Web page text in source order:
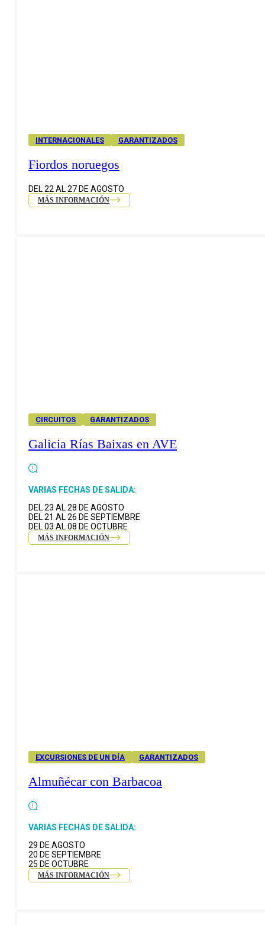
INTERNACIONALES GARANTIZADOS
Fiordos noruegos
DEL 22 AL 27 DE AGOSTO
MÁS INFORMACIÓN
CIRCUITOS GARANTIZADOS
Galicia Rías Baixas en AVE
VARIAS FECHAS DE SALIDA:
DEL 23 AL 28 DE AGOSTO
DEL 21 AL 26 DE SEPTIEMBRE
DEL 03 AL 08 DE OCTUBRE
MÁS INFORMACIÓN
EXCURSIONES DE UN DÍA GARANTIZADOS
Almuñécar con Barbacoa
VARIAS FECHAS DE SALIDA:
29 DE AGOSTO
20 DE SEPTIEMBRE
25 DE OCTUBRE
MÁS INFORMACIÓN